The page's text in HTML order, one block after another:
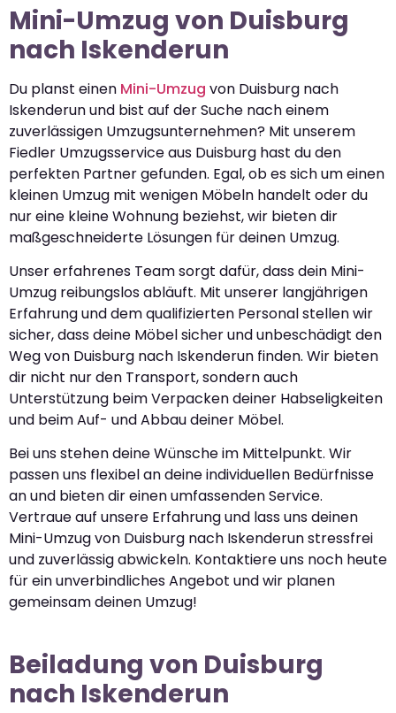
Mini-Umzug von Duisburg
nach Iskenderun
Du planst einen Mini-Umzug von Duisburg nach
Iskenderun und bist auf der Suche nach einem
zuverlässigen Umzugsunternehmen? Mit unserem
Fiedler Umzugsservice aus Duisburg hast du den
perfekten Partner gefunden. Egal, ob es sich um einen
kleinen Umzug mit wenigen Möbeln handelt oder du
nur eine kleine Wohnung beziehst, wir bieten dir
maßgeschneiderte Lösungen für deinen Umzug.
Unser erfahrenes Team sorgt dafür, dass dein Mini-
Umzug reibungslos abläuft. Mit unserer langjährigen
Erfahrung und dem qualifizierten Personal stellen wir
sicher, dass deine Möbel sicher und unbeschädigt den
Weg von Duisburg nach Iskenderun finden. Wir bieten
dir nicht nur den Transport, sondern auch
Unterstützung beim Verpacken deiner Habseligkeiten
und beim Auf- und Abbau deiner Möbel.
Bei uns stehen deine Wünsche im Mittelpunkt. Wir
passen uns flexibel an deine individuellen Bedürfnisse
an und bieten dir einen umfassenden Service.
Vertraue auf unsere Erfahrung und lass uns deinen
Mini-Umzug von Duisburg nach Iskenderun stressfrei
und zuverlässig abwickeln. Kontaktiere uns noch heute
für ein unverbindliches Angebot und wir planen
gemeinsam deinen Umzug!
Beiladung von Duisburg
nach Iskenderun